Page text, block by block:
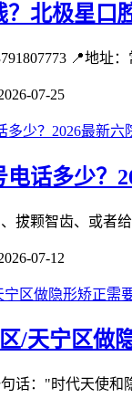
北极星口
📍地址
07-25
话多少？
拔颗智齿、或者
07-12
/天宁区做
话："时代天使